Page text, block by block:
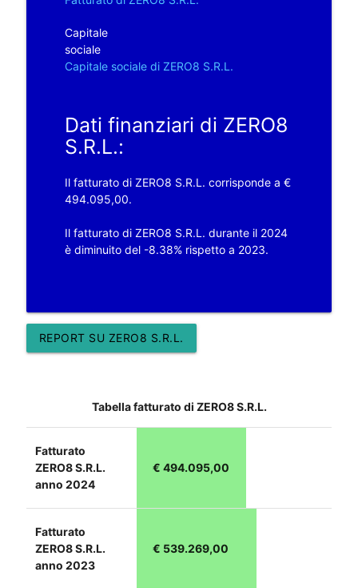
Capitale
sociale
Capitale sociale di ZERO8 S.R.L.
Dati finanziari di ZERO8
S.R.L.:
Il fatturato di ZERO8 S.R.L. corrisponde a €
494.095,00.
Il fatturato di ZERO8 S.R.L. durante il 2024
è diminuito del -8.38% rispetto a 2023.
REPORT SU ZERO8 S.R.L.
Tabella fatturato di ZERO8 S.R.L.
Fatturato
ZERO8 S.R.L.
anno 2024
€ 494.095,00
Fatturato
ZERO8 S.R.L.
anno 2023
€ 539.269,00